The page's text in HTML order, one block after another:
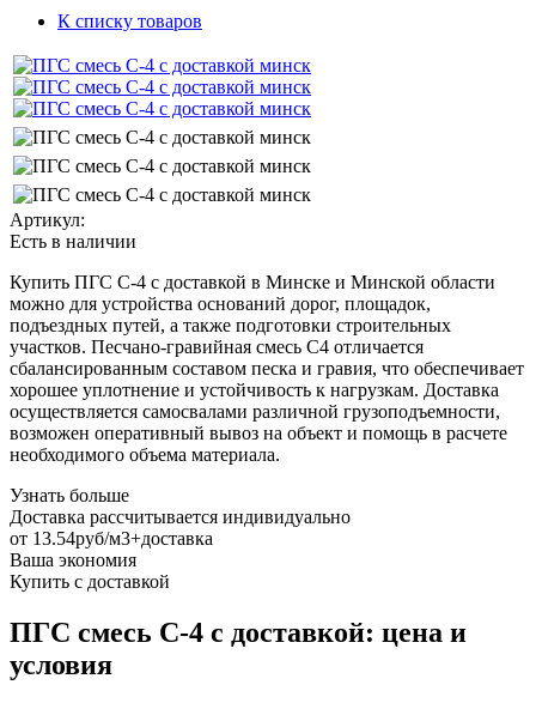
К списку товаров
Артикул:
Есть в наличии
Купить ПГС С-4 с доставкой в Минске и Минской области
можно для устройства оснований дорог, площадок,
подъездных путей, а также подготовки строительных
участков. Песчано-гравийная смесь С4 отличается
сбалансированным составом песка и гравия, что обеспечивает
хорошее уплотнение и устойчивость к нагрузкам. Доставка
осуществляется самосвалами различной грузоподъемности,
возможен оперативный вывоз на объект и помощь в расчете
необходимого объема материала.
Узнать больше
Доставка рассчитывается индивидуально
от 13.54руб/м3+доставка
Ваша экономия
Купить с доставкой
ПГС смесь С-4 с доставкой: цена и
условия